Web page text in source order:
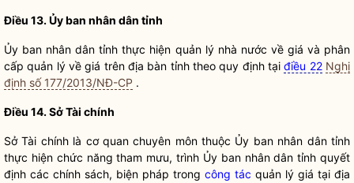
Điều 13. Ủy ban nhân dân tỉnh
Ủy ban nhân dân tỉnh thực hiện quản lý nhà nước về giá và phân
cấp quản lý về giá trên địa bàn tỉnh theo quy định tạiđiều 22 Nghị
định số 177/2013/NĐ-CP .
Điều 14. Sở Tài chính
Sở Tài chính là cơ quan chuyên môn thuộc Ủy ban nhân dântỉnh
thực hiện chức năng tham mưu, trình Ủy ban nhân dân tỉnh quyết
định các chính sách, biện pháp trong công tác quản lý giá tại địa